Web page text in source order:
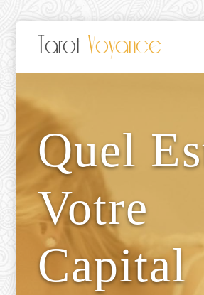
Tarot Voyance
Quel
Votre
Capital